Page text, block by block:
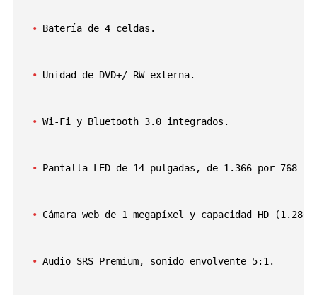
Batería de 4 celdas.
Unidad de DVD+/-RW externa.
Wi-Fi y Bluetooth 3.0 integrados.
Pantalla LED de 14 pulgadas, de 1.366 por 768
Cámara web de 1 megapíxel y capacidad HD
Audio SRS Premium, sonido envolvente 5:1.